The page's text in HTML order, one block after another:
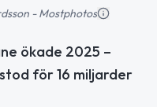
- Mostphotos
ökade 2025 –
för 16 miljarder